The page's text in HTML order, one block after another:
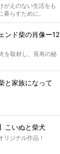
がえのない生活をも
暮らすために。
ンド柴の肖像ー12
を取材し、長寿の秘
と家族になって
こいぬと柴犬
リジナル作品！